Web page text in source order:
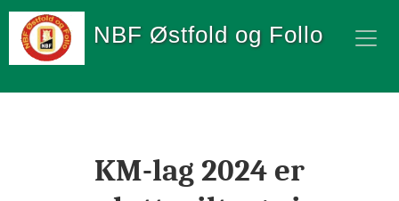
NBF Østfold og Follo
KM-lag 2024 er